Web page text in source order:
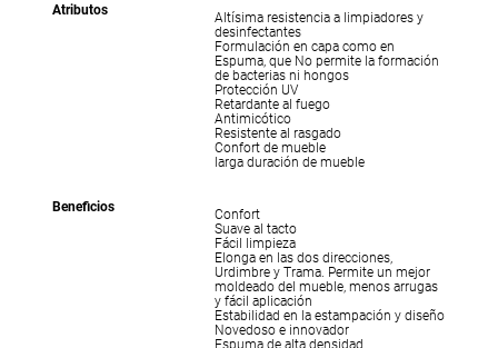
Atributos
Altísima resistencia a limpiadores y
desinfectantes
Formulación en capa como en
Espuma, que No permite la formación
de bacterias ni hongos
Protección UV
Retardante al fuego
Antimicótico
Resistente al rasgado
Confort de mueble
larga duración de mueble
Beneficios
Confort
Suave al tacto
Fácil limpieza
Elonga en las dos direcciones,
Urdimbre y Trama. Permite un mejor
moldeado del mueble, menos arrugas
y fácil aplicación
Estabilidad en la estampación y diseño
Novedoso e innovador
Espuma de alta densidad